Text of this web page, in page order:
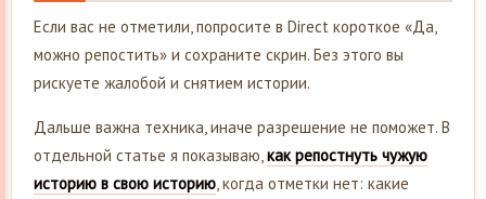
Если вас не отметили, попросите в Direct короткое «Да,
можно репостить» и сохраните скрин. Без этого вы
рискуете жалобой и снятием истории.
Дальше важна техника, иначе разрешение не поможет. В
отдельной статье я показываю,как репостнуть чужую
историю в свою историю, когда отметки нет: какие